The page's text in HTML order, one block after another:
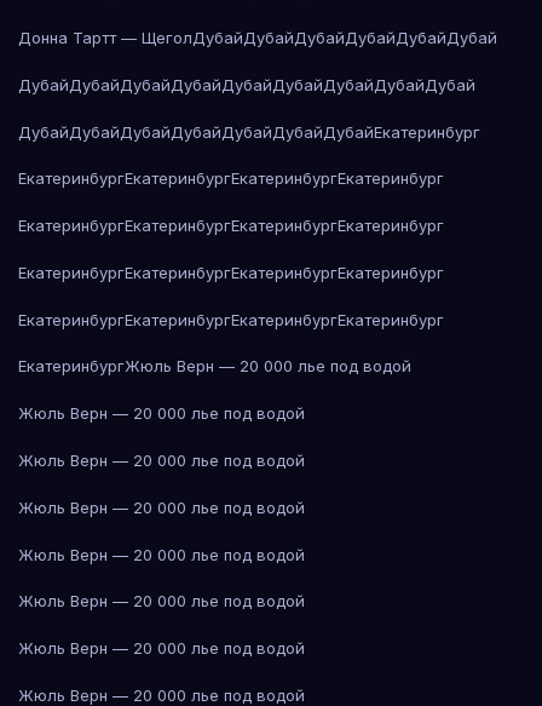
Донна Тартт — ЩеголДубайДубайДубайДубайДубайДубай
ДубайДубайДубайДубайДубайДубайДубайДубайДубай
ДубайДубайДубайДубайДубайДубайДубайЕкатеринбург
ЕкатеринбургЕкатеринбургЕкатеринбургЕкатеринбург
ЕкатеринбургЕкатеринбургЕкатеринбургЕкатеринбург
ЕкатеринбургЕкатеринбургЕкатеринбургЕкатеринбург
ЕкатеринбургЕкатеринбургЕкатеринбургЕкатеринбург
ЕкатеринбургЖюль Верн — 20 000 лье под водой
Жюль Верн — 20 000 лье под водой
Жюль Верн — 20 000 лье под водой
Жюль Верн — 20 000 лье под водой
Жюль Верн — 20 000 лье под водой
Жюль Верн — 20 000 лье под водой
Жюль Верн — 20 000 лье под водой
Жюль Верн — 20 000 лье под водой